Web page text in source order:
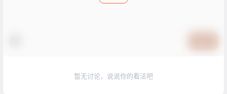
暂无讨论，说说你的看法吧